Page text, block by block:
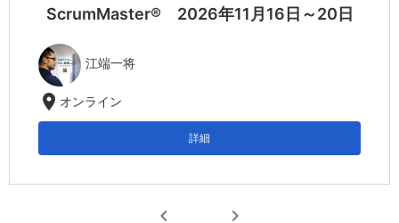
ScrumMaster® 2026年11月16日～20日
江端一将
location_on オンライン
詳細
chevron_left chevron_right